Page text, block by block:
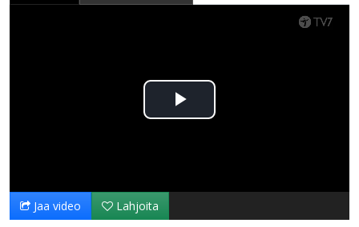
Toista
Jaa video Lahjoita